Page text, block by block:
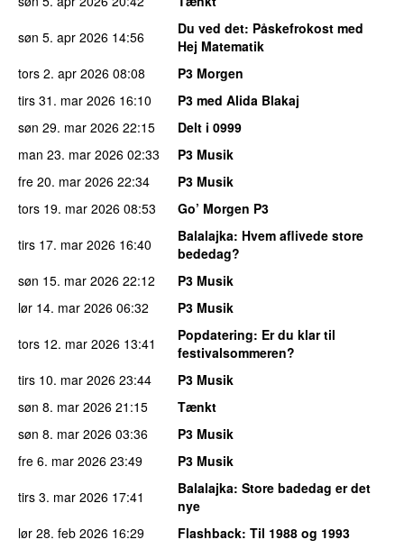
søn 5. apr 2026 14:56 Du ved det: Påskefrokost med
Hej Matematik
tors 2. apr 2026 08:08
P3 Morgen
tirs 31. mar 2026 16:10
P3 med Alida Blakaj
søn 29. mar 2026 22:15
Delt i 0999
man 23. mar 2026 02:33
P3 Musik
fre 20. mar 2026 22:34
P3 Musik
tors 19. mar 2026 08:53
Go’ Morgen P3
tirs 17. mar 2026 16:40 Balalajka: Hvem aflivede store
bededag?
søn 15. mar 2026 22:12
P3 Musik
lør 14. mar 2026 06:32
P3 Musik
tors 12. mar 2026 13:41 Popdatering: Er du klar til
festivalsommeren?
tirs 10. mar 2026 23:44
P3 Musik
søn 8. mar 2026 21:15
Tænkt
søn 8. mar 2026 03:36
P3 Musik
fre 6. mar 2026 23:49
P3 Musik
tirs 3. mar 2026 17:41 Balalajka: Store badedag er det
nye
lør 28. feb 2026 16:29 Flashback: Til 1988 og 1993